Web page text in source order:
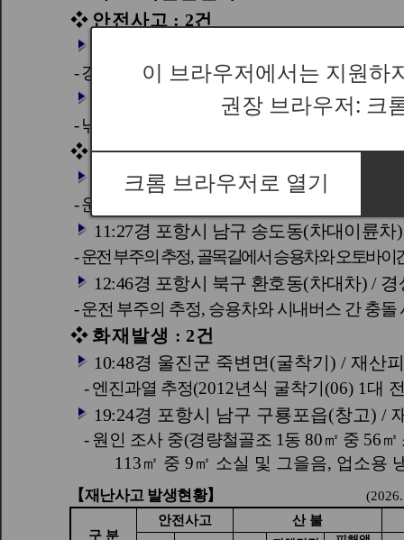
이 브라우저에서는 지원하
권장 브라우저: 크
크롬 브라우저로 열기